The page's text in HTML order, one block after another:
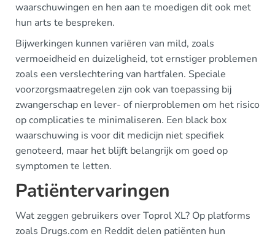
waarschuwingen en hen aan te moedigen dit ook met
hun arts te bespreken.
Bijwerkingen kunnen variëren van mild, zoals
vermoeidheid en duizeligheid, tot ernstiger problemen
zoals een verslechtering van hartfalen. Speciale
voorzorgsmaatregelen zijn ook van toepassing bij
zwangerschap en lever- of nierproblemen om het risico
op complicaties te minimaliseren. Een black box
waarschuwing is voor dit medicijn niet specifiek
genoteerd, maar het blijft belangrijk om goed op
symptomen te letten.
Patiëntervaringen
Wat zeggen gebruikers over Toprol XL? Op platforms
zoals Drugs.com en Reddit delen patiënten hun